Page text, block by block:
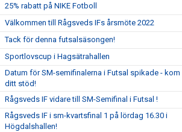
25% rabatt på NIKE Fotboll
Välkommen till Rågsveds IFs årsmöte 2022
Tack för denna futsalsäsongen!
Sportlovscup i Hagsätrahallen
Datum för SM-semifinalerna i Futsal spikade -
ditt stöd!
Rågsveds IF vidare till SM-Semifinal i Futsal !
Rågsveds IF i sm-kvartsfinal 1 på lördag 16.30 i
Högdalshallen!